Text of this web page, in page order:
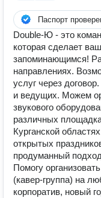
Паспорт
Double-Ю - это
которая сделает
запоминающимся!
направлениях.
услуг через
и ведущих. Можем
звукового
различных
Курганской
открытых
продуманный
Помогу
(кавер-группа) на
корпоратив, новый